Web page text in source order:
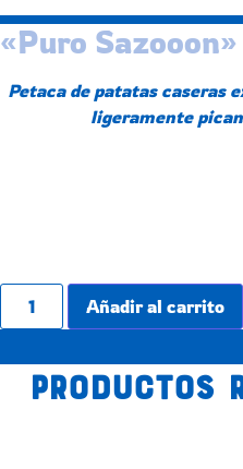
«Puro Sazooon»
Petaca de patatas caseras
ligeramente
Petaca patatucas caseras
Añadir al carrito
Productos